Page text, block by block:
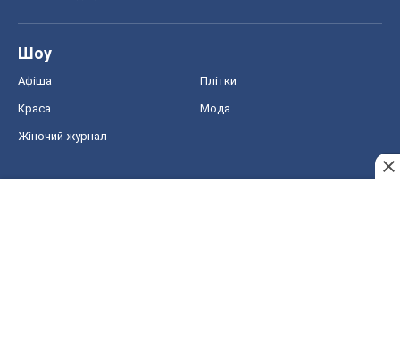
Шоу
Афіша Плітки
Краса Мода
Жіночий журнал